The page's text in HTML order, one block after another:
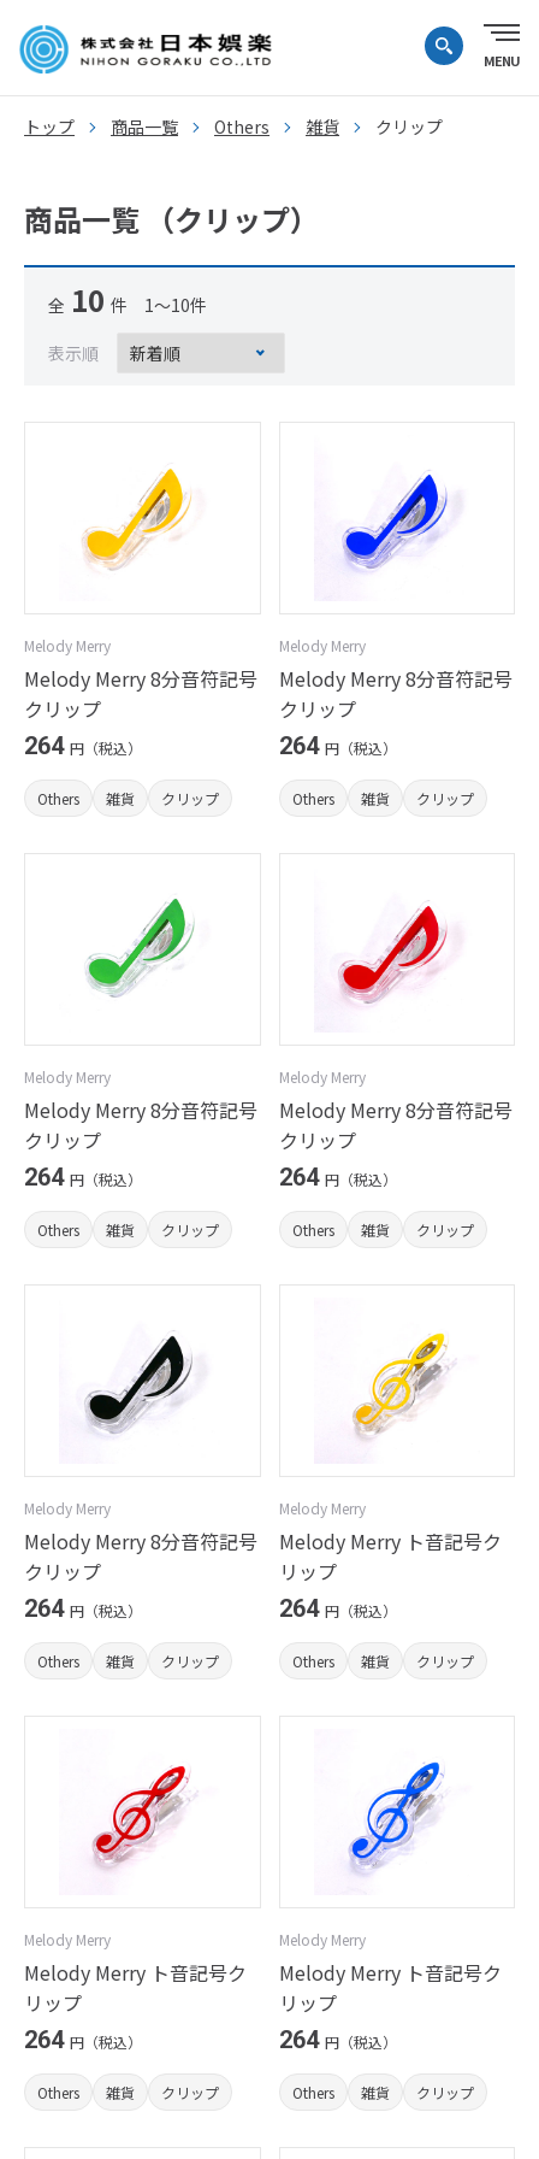
トップ 商品一覧 Others 雑貨 クリップ
商品一覧 （クリップ）
全 10 件 1～10件
表示順
Melody Merry
Melody Merry 8分音符記号
クリップ
264 円（税込）
Others 雑貨 クリップ
Melody Merry
Melody Merry 8分音符記号
クリップ
264 円（税込）
Others 雑貨 クリップ
Melody Merry
Melody Merry 8分音符記号
クリップ
264 円（税込）
Others 雑貨 クリップ
Melody Merry
Melody Merry 8分音符記号
クリップ
264 円（税込）
Others 雑貨 クリップ
Melody Merry
Melody Merry 8分音符記号
クリップ
264 円（税込）
Others 雑貨 クリップ
Melody Merry
Melody Merry ト音記号ク
リップ
264 円（税込）
Others 雑貨 クリップ
Melody Merry
Melody Merry ト音記号ク
リップ
264 円（税込）
Others 雑貨 クリップ
Melody Merry
Melody Merry ト音記号ク
リップ
264 円（税込）
Others 雑貨 クリップ